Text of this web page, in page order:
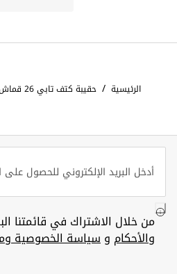
الرئيسية / حقيبة كتف تابي 26 قماش قنب بنقشة شعار الماركة
من خلال الاشتراك في قائمتنا
والأحكام وسياسة الخصوصية